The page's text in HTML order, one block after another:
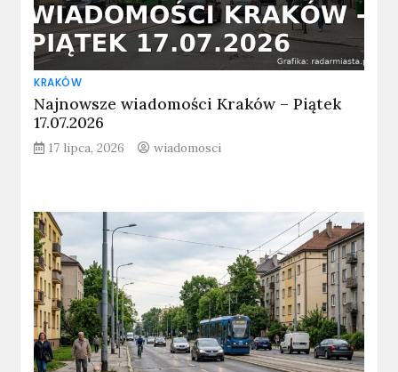
KRAKÓW
Najnowsze wiadomości Kraków – Piątek
17.07.2026
17 lipca, 2026 wiadomosci